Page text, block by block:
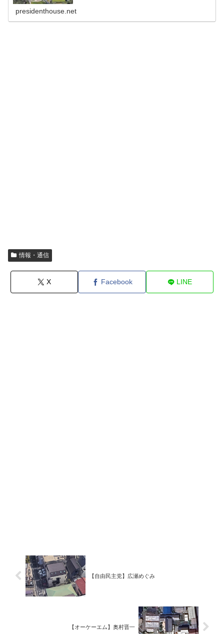
presidenthouse.net
情報・通信
X Facebook LINE
【自由民主党】広瀬めぐみ
【オーケーエム】奥村晋一